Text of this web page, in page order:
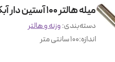
میله هالتر 100 آستین دار آبکاری شده + 1 جفت گیره
دسته‌بندی:وزنه و هالتر
اندازه:100 سانتی متر